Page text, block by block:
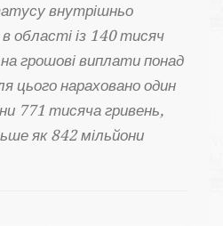
внутрішньо
області із 140 тисяч
грошові виплати понад
цього нараховано один
771 тисяча гривень,
як 842 мільйони